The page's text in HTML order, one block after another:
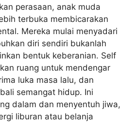
perasaan, anak muda
terbuka membicarakan
Mereka mulai menyadari
diri sendiri bukanlah
bentuk keberanian. Self
ruang untuk mendengar
luka masa lalu, dan
semangat hidup. Ini
dalam dan menyentuh jiwa,
liburan atau belanja